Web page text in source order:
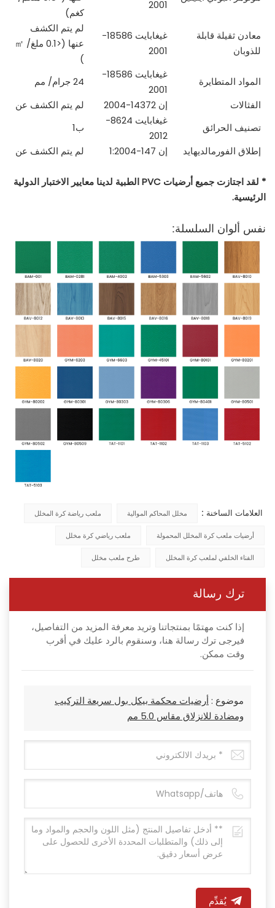
2001
كغم)
معادن ثقيلة قابلة
للذوبان
غيغابايت 18586-
2001
لم يتم الكشف
عنها (<0.1 ملغ/
㎡
)
المواد المتطايرة
غيغابايت 18586-
2001
24 جرام/
مم
الفثالات
إن 14372-2004
لم يتم الكشف عن
تصنيف الحرائق
غيغابايت 8624-
2012
ب1
إطلاق الفورمالديهايد
إن 147-1:2004 لم يتم الكشف عن
* لقد اجتازت جميع أرضيات PVC الطبية لدينا معايير الاختبار الدولية
الرئيسية.
نفس ألوان السلسلة:
العلامات الساخنة : مخلل المحاكم الموالية ملعب رياضة كرة المخلل
أرضيات ملعب كرة المخلل المحمولة ملعب رياضي كرة مخلل
الفناء الخلفي لملعب كرة المخلل طرح ملعب مخلل
ترك رسالة
إذا كنت مهتمًا بمنتجاتنا وتريد معرفة المزيد من التفاصيل،
فيرجى ترك رسالة هنا، وسنقوم بالرد عليك في أقرب
وقت ممكن.
موضوع :أرضيات محكمة بيكل بول سريعة التركيب
ومضادة للانزلاق مقاس 5.0 مم
يُقدِّم